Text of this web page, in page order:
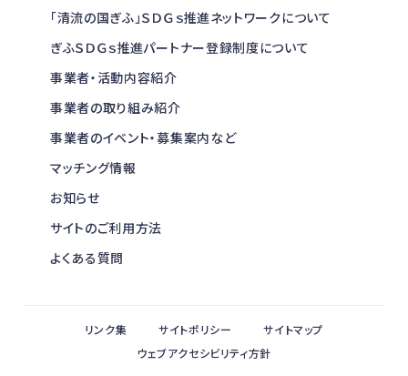
「清流の国ぎふ」ＳＤＧｓ推進ネットワークについて
ぎふＳＤＧｓ推進パートナー登録制度について
事業者・活動内容紹介
事業者の取り組み紹介
事業者のイベント・募集案内など
マッチング情報
お知らせ
サイトのご利用方法
よくある質問
リンク集 サイトポリシー
サイトマップ
ウェブアクセシビリティ方針